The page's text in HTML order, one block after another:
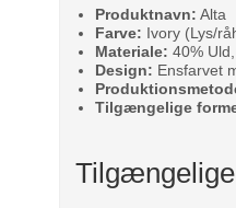
Produktnavn: Alta
Farve: Ivory (Lys/
Materiale: 40%
Design: Ensfarvet
Tilgængelige